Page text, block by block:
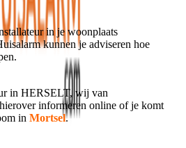
in je woonplaats
kunnen je adviseren hoe
in HERSELT, wij van
informeren online of je komt
in Mortsel.